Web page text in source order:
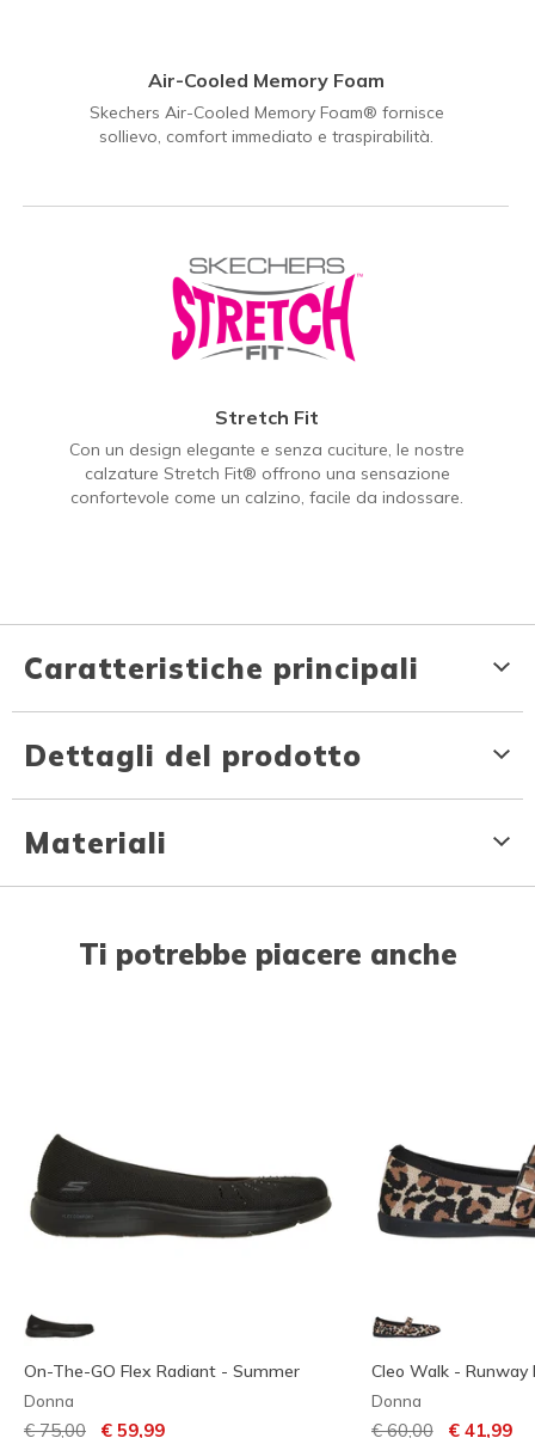
Air-Cooled Memory Foam
Skechers Air-Cooled Memory Foam® fornisce
sollievo, comfort immediato e traspirabilità.
Stretch Fit
Con un design elegante e senza cuciture, le nostre
calzature Stretch Fit® offrono una sensazione
confortevole come un calzino, facile da indossare.
Caratteristiche principali
Dettagli del prodotto
Materiali
Ti potrebbe piacere anche
On-The-GO Flex Radiant - Summer
Donna
Prezzo ridotto da
€ 75,00 per
€ 59,99
Cleo Walk - Runway
Donna
Prezzo ridotto da
€ 60,00per€ 41,99